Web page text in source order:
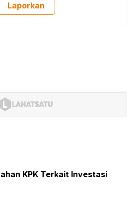
Laporkan
KPK Terkait Investasi